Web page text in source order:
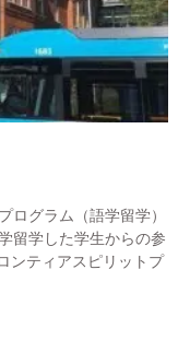
ログラム（語学留学）
留学した学生からの参
ンティアスピリットプ